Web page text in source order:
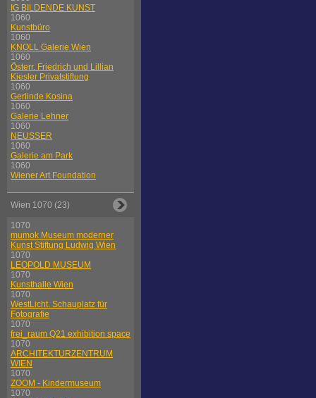
IG BILDENDE KUNST
1060
Kunstbüro
1060
KNOLL Galerie Wien
1060
Österr. Friedrich und Lillian
Kiesler Privatstiftung
1060
Gerlinde Kosina
1060
Galerie Lehner
1060
NEUSSER
1060
Galerie am Park
1060
Wiener Art Foundation
Wien 1070 (23)
1070
mumok Museum moderner
Kunst Stiftung Ludwig Wien
1070
LEOPOLD MUSEUM
1070
Kunsthalle Wien
1070
WestLicht. Schauplatz für
Fotografie
1070
frei_raum Q21 exhibition space
1070
ARCHITEKTURZENTRUM
WIEN
1070
ZOOM - Kindermuseum
1070